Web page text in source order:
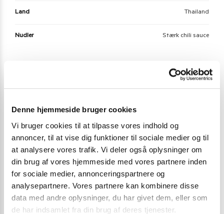
Denne hjemmeside bruger cookies
Vi bruger cookies til at tilpasse vores indhold og
annoncer, til at vise dig funktioner til sociale medier og til
at analysere vores trafik. Vi deler også oplysninger om
din brug af vores hjemmeside med vores partnere inden
for sociale medier, annonceringspartnere og
analysepartnere. Vores partnere kan kombinere disse
data med andre oplysninger, du har givet dem, eller som
de har indsamlet fra din brug af deres tjenester.
Land Thailand
Nudler Stærk chili sauce
Chili Sauce 700 ml.”
Du skal være logged infor at afgive en anmeldelse.
Varenummer (SKU): 8694
Kategori: Sriracha Chilisauce og andre chili saucer